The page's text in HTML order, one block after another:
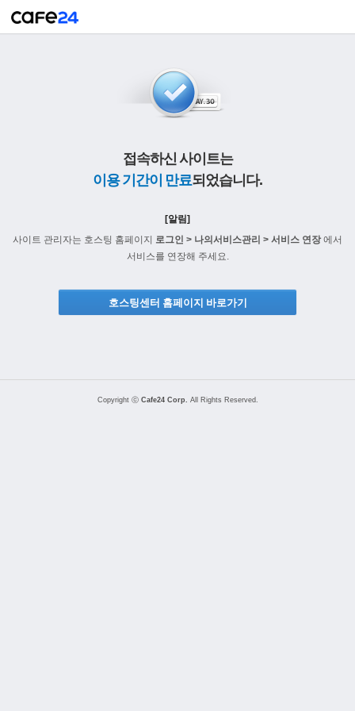
접속하신 사이트는
이용 기간이 만료되었습니다.
[알림]
사이트 관리자는 호스팅 홈페이지 로그인 > 나의서비스관리 > 서비스 연장에서
서비스를 연장해 주세요.
호스팅센터 홈페이지 바로가기
Copyright ⓒ Cafe24 Corp. All Rights Reserved.